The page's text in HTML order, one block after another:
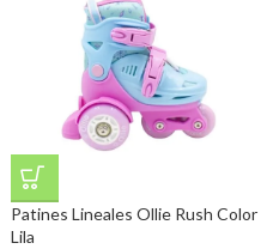
Patines Lineales Ollie Rush Color
Lila